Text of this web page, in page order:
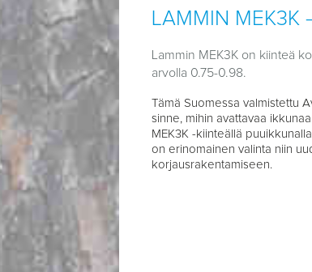
LAMMIN MEK3K
Lammin MEK3K on kiinteä
arvolla 0.75-0.98.
Tämä Suomessa valmistettu
sinne, mihin avattavaa
MEK3K -kiinteällä
on erinomainen valinta niin
korjausrakentamiseen.